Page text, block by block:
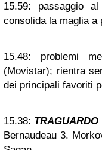
15.59: passaggio
consolida la maglia a
15.48: problemi
(Movistar); rientra
dei principali favoriti
15.38: TRAGUARDO
Bernaudeau 3.